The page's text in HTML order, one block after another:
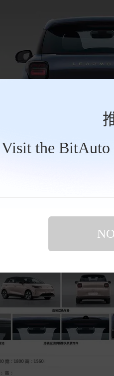
Visit the BitAuto
NO
的不同，在细节方面也有区别，
，估计